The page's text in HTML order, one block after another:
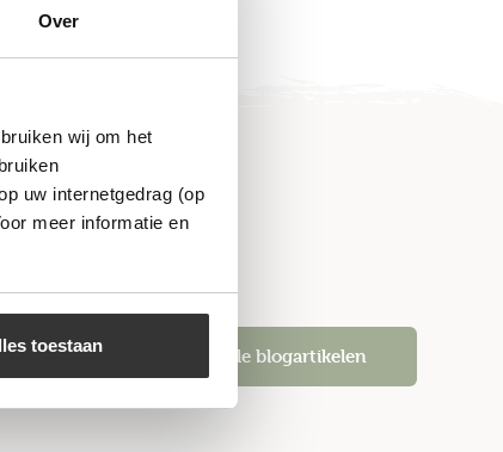
Over
wij om het
uw internetgedrag (op
meer informatie en
toestaan Alle blogartikelen